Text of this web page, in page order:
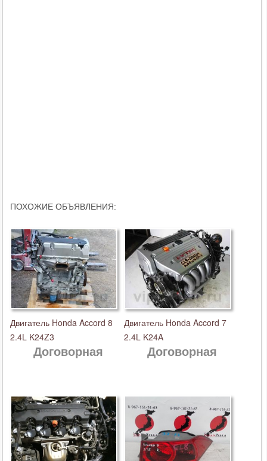
ПОХОЖИЕ ОБЪЯВЛЕНИЯ:
Двигатель Honda Accord 8
2.4L K24Z3
Договорная
Двигатель Honda Accord 7
2.4L K24A
Договорная